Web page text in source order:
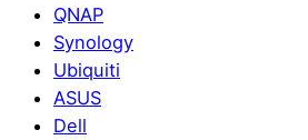
QNAP
Synology
Ubiquiti
ASUS
Dell